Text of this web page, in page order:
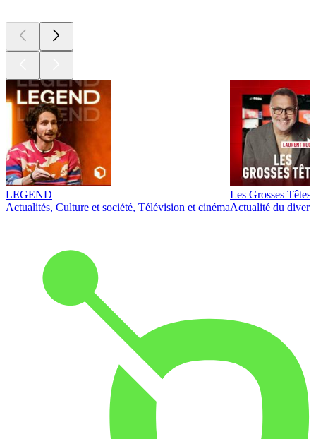
LEGEND
Actualités, Culture et société, Télévision et cinéma
Les Grosses Têtes
Actualité du